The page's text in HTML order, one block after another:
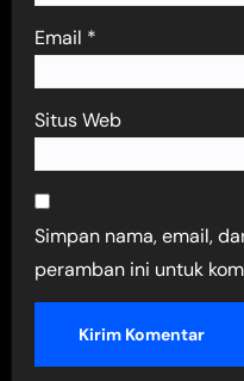
Email *
Situs Web
Simpan nama, email,
peramban ini untuk